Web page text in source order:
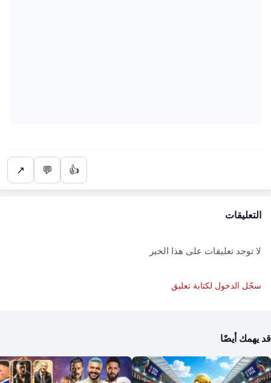
👍
💬
↗
التعليقات
لا توجد تعليقات على هذا الخبر
سجّل الدخول لكتابة تعليق
قد يهمك أيضًا